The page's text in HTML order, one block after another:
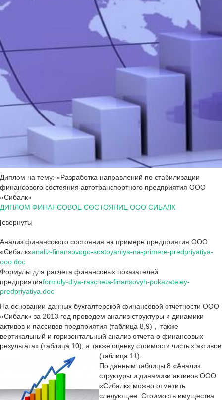
Диплом на тему: «Разработка направлений по стабилизации
финансового состояния автотранспортного предприятия ООО
«Сибалк»
ДИПЛОМ ФИНАНСОВОЕ СОСТОЯНИЕ ООО СИБАЛК
[свернуть]
Анализ финансового состояния на примере предприятия ООО
«Сибалк»analiz-finansovogo-sostoyaniya-na-primere-predpriyatiya-
ooo.doc
Формулы для расчета финансовых показателей
предприятияformuly-dlya-rascheta-finansovyh-pokazateley-
predpriyatiya.doc
На основании данных бухгалтерской финансовой отчетности ООО
«Сибалк» за 2013 год проведем анализ структуры и динамики
активов и пассивов предприятия (таблица 8,9) , также
вертикальный и горизонтальный анализ отчета о финансовых
результатах (таблица 10), а также оценку стоимости чистых активов
(таблица 11).
По данным таблицы 8 «Анализ
структуры и динамики активов ООО
«Сибалк» можно отметить
следующее. Стоимость имущества